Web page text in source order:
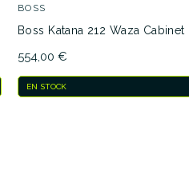
BOSS
Boss Katana 212 Waza Cabinet
554,00 €
EN STOCK